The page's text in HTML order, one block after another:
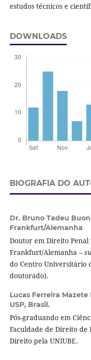
estudos técnicos e
DOWNLOADS
BIOGRAFIA DO
Dr. Bruno Tadeu
Frankfurt/Alemanha
Doutor em Direito
Frankfurt/Alemanha –
do Centro Universitário
doutorado).
Lucas Ferreira Mazete
USP, Brasil.
Pós-graduando em
Faculdade de Direito de
Direito pela UNIUBE.